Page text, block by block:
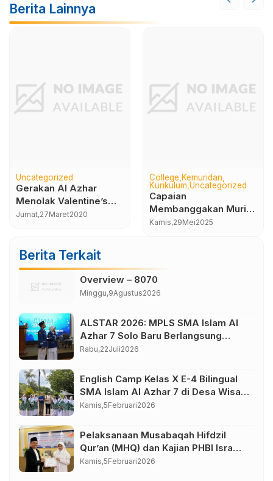
Berita Lainnya
Uncategorized
Gerakan Al Azhar
Menolak Valentine’s
Day (GAMANOVA)
Jumat,27Maret2020
College Kemuridan
Kurikulum Uncategorized
Capaian
Membanggakan Murid
Angkatan ke-12 SMA
Kamis,29Mei2025
Berita Terkait
Overview – 8070
Minggu,9Agustus2026
ALSTAR 2026: MPLS SMA Islam Al
Azhar 7 Solo Baru Berlangsung
Sukses, Wujudkan Awal Perjalanan
Rabu,22Juli2026
English Camp Kelas X E-4 Bilingual
SMA Islam Al Azhar 7 di Desa Wisata
Bahasa Borobudur Magelang
Kamis,5Februari2026
Pelaksanaan Musabaqah Hifdzil
Qur’an (MHQ) dan Kajian PHBI Isra
Mi’raj SMA Islam Al Azhar 7
Kamis,5Februari2026